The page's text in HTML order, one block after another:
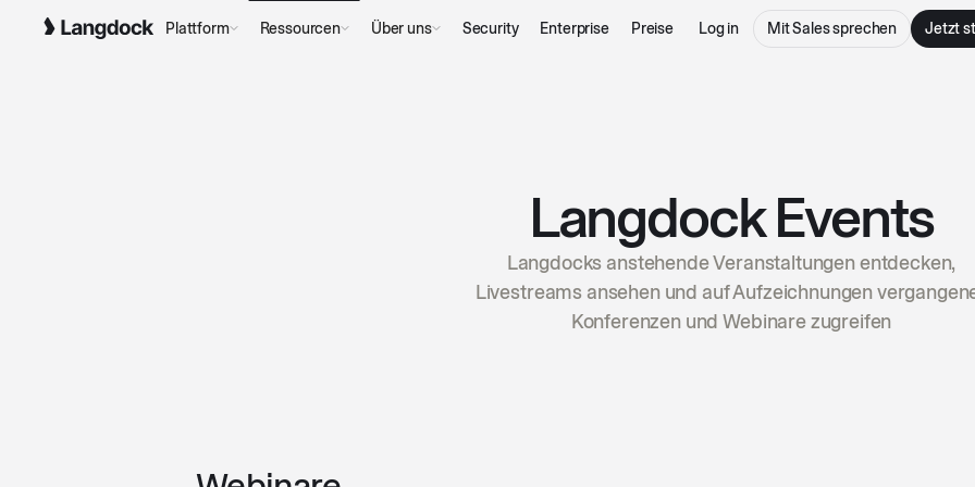
Plattform Ressourcen Über uns Security Enterprise Preise Log in Mit Sales sprechen Jetzt
Langdock Events
Langdocks anstehende Veranstaltungen entdecken,
Livestreams ansehen und auf Aufzeichnungen
Konferenzen und Webinare zugreifen